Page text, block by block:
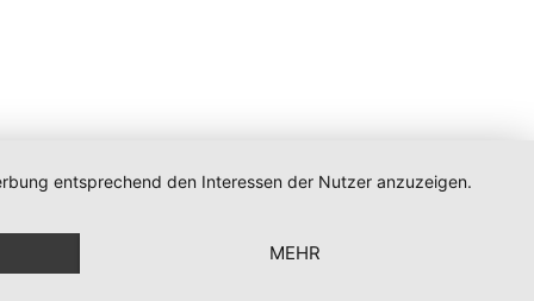
entsprechend den Interessen der Nutzer anzuzeigen.
MEHR